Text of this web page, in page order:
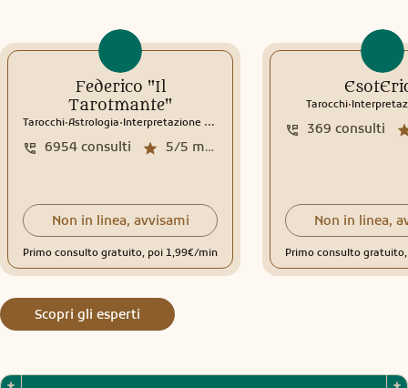
Federico "Il
Tarotmante"
Tarocchi.Astrologia.Interpretazione sogni
5/5 media recensioni
6954 consulti
Non in linea, avvisami
Primo consulto gratuito, poi 1,99€/min
Tarocchi.
369 consulti
Non in linea,
Primo consulto
Scopri gli esperti